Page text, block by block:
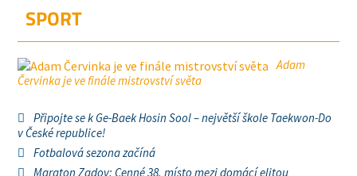
SPORT
Adam
Červinka je ve finále mistrovství světa
Připojte se k Ge-Baek Hosin Sool – největší škole Taekwon-Do
v České republice!
Fotbalová sezona začíná
Maraton Zadov: Cenné 38. místo mezi domácí elitou